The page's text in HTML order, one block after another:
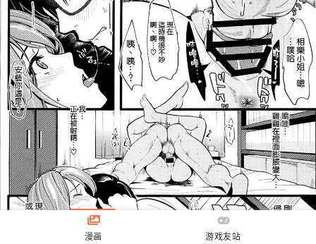
漫画 游戏友站